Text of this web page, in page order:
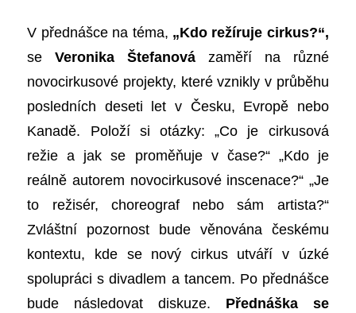
V přednášce na téma, „Kdo režíruje cirkus?“,
seVeronika Štefanová zaměří na různé
novocirkusové projekty, které vznikly v průběhu
posledních deseti let v Česku, Evropě nebo
Kanadě. Položí si otázky: „Co je cirkusová
režie a jak se proměňuje v čase?“ „Kdo je
reálně autorem novocirkusové inscenace?“ „Je
to režisér, choreograf nebo sám artista?“
Zvláštní pozornost bude věnována českému
kontextu, kde se nový cirkus utváří v úzké
spolupráci s divadlem a tancem. Po přednášce
bude následovat diskuze. Přednáška se